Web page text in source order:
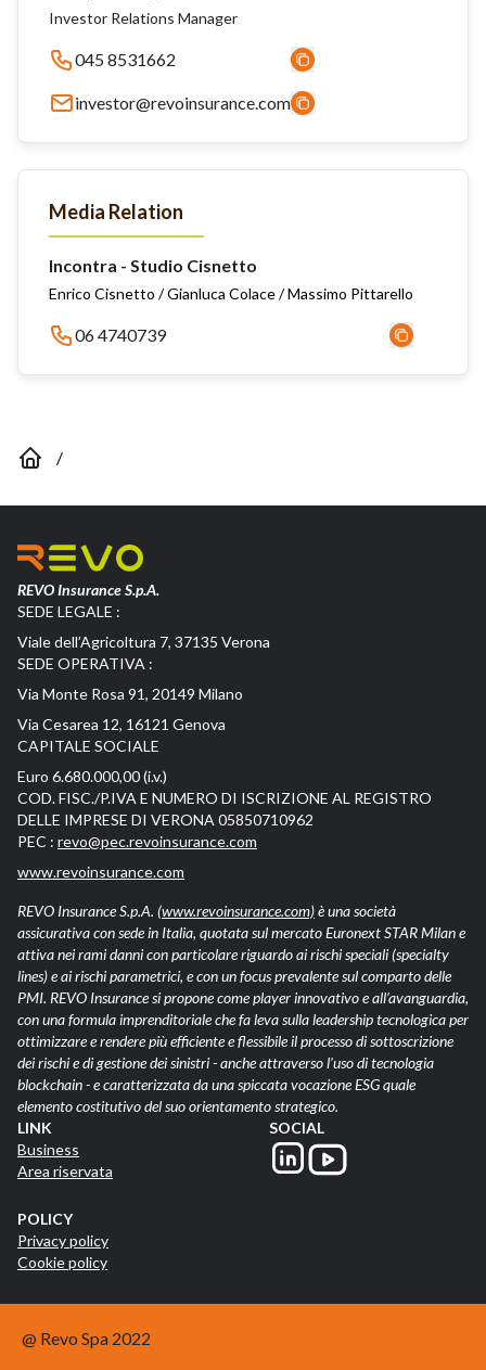
Investor Relations Manager
045 8531662
investor@revoinsurance.com
Media Relation
Incontra - Studio Cisnetto
Enrico Cisnetto / Gianluca Colace / Massimo Pittarello
06 4740739
/
REVO Insurance S.p.A.
SEDE LEGALE :
Viale dell’Agricoltura 7, 37135 Verona
SEDE OPERATIVA :
Via Monte Rosa 91, 20149 Milano
Via Cesarea 12, 16121 Genova
CAPITALE SOCIALE
Euro 6.680.000,00 (i.v.)
COD. FISC./P.IVA E NUMERO DI ISCRIZIONE AL REGISTRO
DELLE IMPRESE DI VERONA 05850710962
PEC : revo@pec.revoinsurance.com
www.revoinsurance.com
REVO Insurance S.p.A. (www.revoinsurance.com)è una società
assicurativa con sede in Italia, quotata sul mercato Euronext STAR Milan e
attiva nei rami danni con particolare riguardo ai rischi speciali (specialty
lines) e ai rischi parametrici, e con un focus prevalente sul comparto delle
PMI. REVO Insurance si propone come player innovativo e all’avanguardia,
con una formula imprenditoriale che fa leva sulla leadership tecnologica per
ottimizzare e rendere più efficiente e flessibile il processo di sottoscrizione
dei rischi e di gestione dei sinistri - anche attraverso l’uso di tecnologia
blockchain - e caratterizzata da una spiccata vocazione ESG quale
elemento costitutivo del suo orientamento strategico.
LINK
Business
Area riservata
POLICY
Privacy policy
Cookie policy
SOCIAL
@ Revo Spa 2022